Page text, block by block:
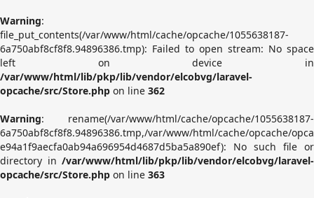
Warning:
file_put_contents(/var/www/html/cache/opcache/1055638187-
6a750abf8cf8f8.94896386.tmp): Failed to open stream: No space
left on device in
/var/www/html/lib/pkp/lib/vendor/elcobvg/laravel-
opcache/src/Store.php on line 362
Warning: rename(/var/www/html/cache/opcache/1055638187-
6a750abf8cf8f8.94896386.tmp,/var/www/html/cache/opcache/
e94a1f9aecfa0ab94a696954d4687d5ba5a890ef): No such file or
directory in /var/www/html/lib/pkp/lib/vendor/elcobvg/laravel-
opcache/src/Store.php on line 363